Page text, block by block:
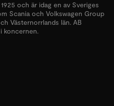
och är idag en av Sveriges
Scania och Volkswagen Group
Västernorrlands län. AB
koncernen.